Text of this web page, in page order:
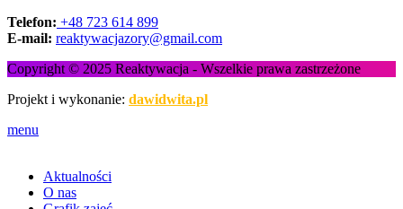
Telefon: +48 723 614 899
E-mail: reaktywacjazory@gmail.com
Copyright © 2025 Reaktywacja - Wszelkie prawa zastrzeżone
Projekt i wykonanie: dawidwita.pl
menu
Aktualności
O nas